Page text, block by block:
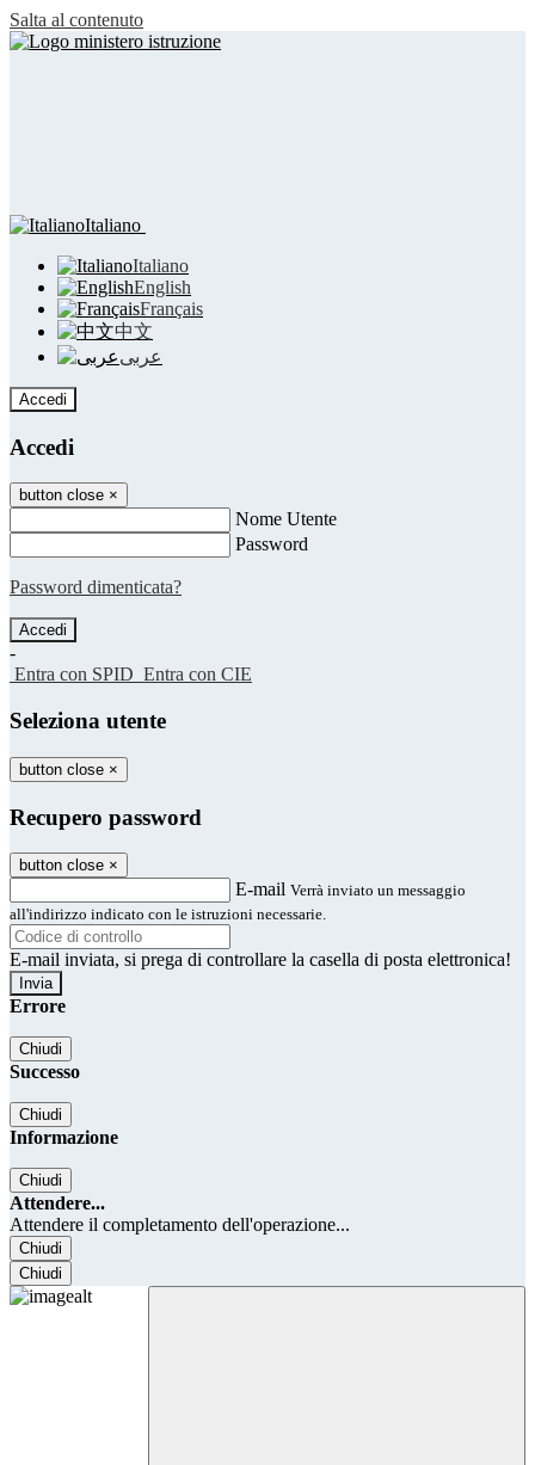
Salta al contenuto
Italiano
Italiano
English
Français
中文
عربى
Accedi
Accedi
button close ×
Nome Utente
Password
Password dimenticata?
-
Entra con SPID Entra con CIE
Seleziona utente
button close ×
Recupero password
button close ×
E-mail Verrà inviato un messaggio
all'indirizzo indicato con le istruzioni necessarie.
E-mail inviata, si prega di controllare la casella di posta elettronica!
Errore
Chiudi
Successo
Chiudi
Informazione
Chiudi
Attendere...
Attendere il completamento dell'operazione...
Chiudi
Chiudi